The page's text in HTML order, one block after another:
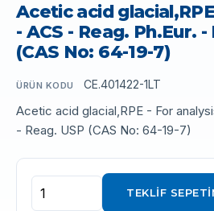
Acetic acid
- ACS - Reag. Ph.Eur. -
(CAS No: 64-19-7)
ÜRÜN KODU CE.401422-1LT
Acetic acid glacial,RPE - For
- Reag. USP (CAS No: 64-19-7)
TEKLIF